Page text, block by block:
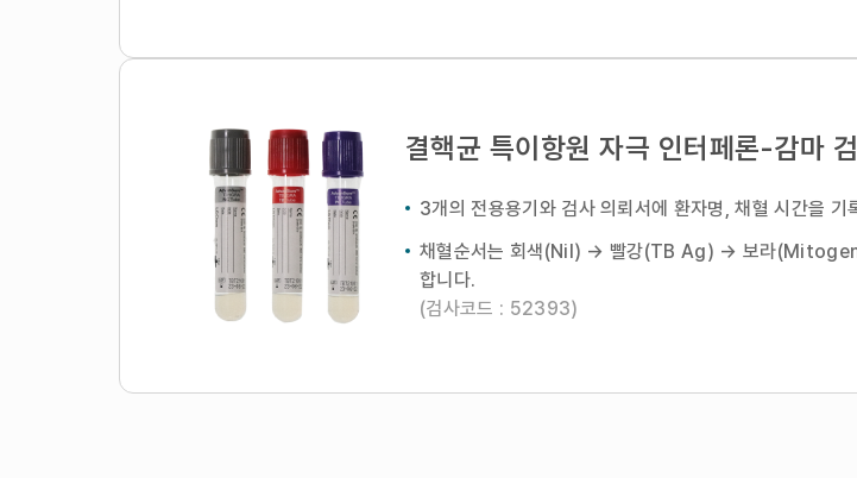
결핵균 특이항원 자극 인터페론-감마
3개의 전용용기와 검사 의뢰서에 환자명, 채혈 시간을 기
채혈순서는 회색(Nil) → 빨강(TB Ag) → 보라
합니다.
(검사코드 : 52393)